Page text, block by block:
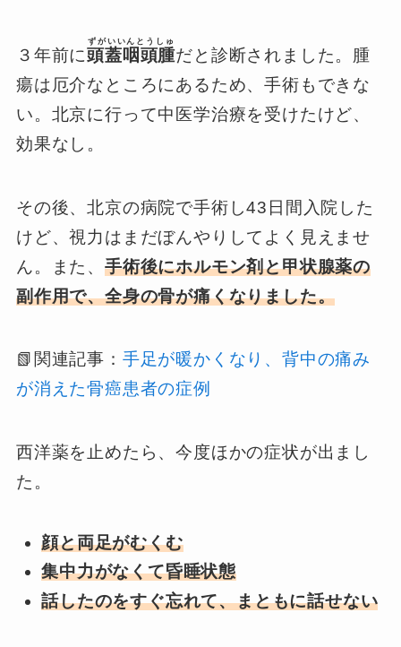
３年前に頭蓋咽頭腫
ずがいいんとうしゅ
だと診断されました。腫
瘍は厄介なところにあるため、手術もできな
い。北京に行って中医学治療を受けたけど、
効果なし。
その後、北京の病院で手術し43日間入院した
けど、視力はまだぼんやりしてよく見えませ
ん。また、 手術後にホルモン剤と甲状腺薬の
副作用で、全身の骨が痛くなりました。
📗関連記事： 手足が暖かくなり、背中の痛み
が消えた骨癌患者の症例
西洋薬を止めたら、今度ほかの症状が出まし
た。
顔と両足がむくむ
集中力がなくて昏睡状態
話したのをすぐ忘れて、まともに話せない